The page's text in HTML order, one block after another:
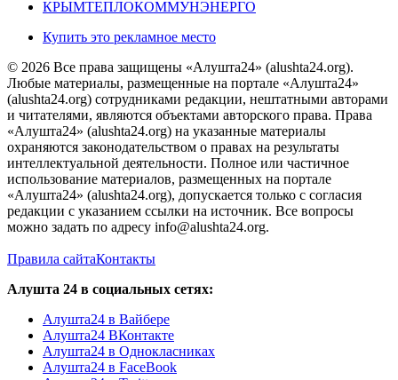
КРЫМТЕПЛОКОММУНЭНЕРГО
Купить это рекламное место
© 2026 Все права защищены «Алушта24» (alushta24.org).
Любые материалы, размещенные на портале «Алушта24»
(alushta24.org) сотрудниками редакции, нештатными авторами
и читателями, являются объектами авторского права. Права
«Алушта24» (alushta24.org) на указанные материалы
охраняются законодательством о правах на результаты
интеллектуальной деятельности. Полное или частичное
использование материалов, размещенных на портале
«Алушта24» (alushta24.org), допускается только с согласия
редакции с указанием ссылки на источник. Все вопросы
можно задать по адресу info@alushta24.org.
Правила сайтаКонтакты
Алушта 24 в социальных сетях:
Алушта24 в Вайбере
Алушта24 ВКонтакте
Алушта24 в Однокласниках
Алушта24 в FaceBook